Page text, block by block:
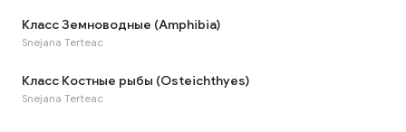
Класс Земноводные (Amphibia)
Snejana Terteac
Класс Костные рыбы (Osteichthyes)
Snejana Terteac